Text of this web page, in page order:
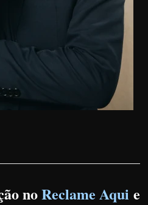
noReclame Aqui e